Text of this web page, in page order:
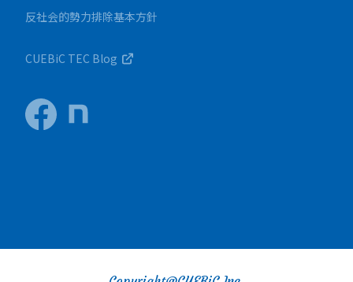
反社会的勢力排除基本方針
CUEBiC TEC Blog